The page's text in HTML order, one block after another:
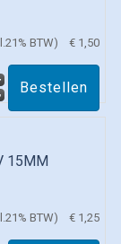
BTW) € 1,50
15MM
BTW) € 1,25